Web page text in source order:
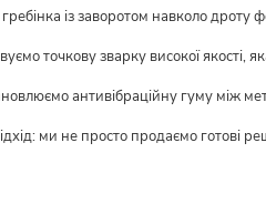
із заворотом навколо
точкову зварку високої якості,
антивібраційну гуму
ми не просто продаємо